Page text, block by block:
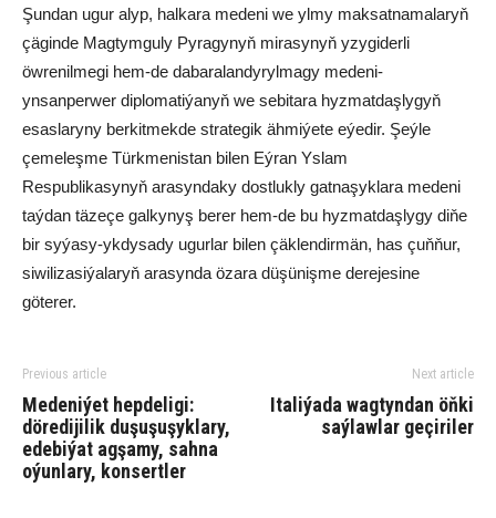
Şundan ugur alyp, halkara medeni we ylmy maksatnamalaryň
çäginde Magtymguly Pyragynyň mirasynyň yzygiderli
öwrenilmegi hem-de dabaralandyrylmagy medeni-
ynsanperwer diplomatiýanyň we sebitara hyzmatdaşlygyň
esaslaryny berkitmekde strategik ähmiýete eýedir. Şeýle
çemeleşme Türkmenistan bilen Eýran Yslam
Respublikasynyň arasyndaky dostlukly gatnaşyklara medeni
taýdan täzeçe galkynyş berer hem-de bu hyzmatdaşlygy diňe
bir syýasy-ykdysady ugurlar bilen çäklendirmän, has çuňňur,
siwilizasiýalaryň arasynda özara düşünişme derejesine
göterer.
Previous article
Medeniýet hepdeligi:
döredijilik duşuşuşyklary,
edebiýat agşamy, sahna
oýunlary, konsertler
Next article
Italiýada wagtyndan öňki
saýlawlar geçiriler